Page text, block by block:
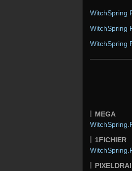
WitchSpring
WitchSpring
WitchSpring
MEGA
1FICHIER